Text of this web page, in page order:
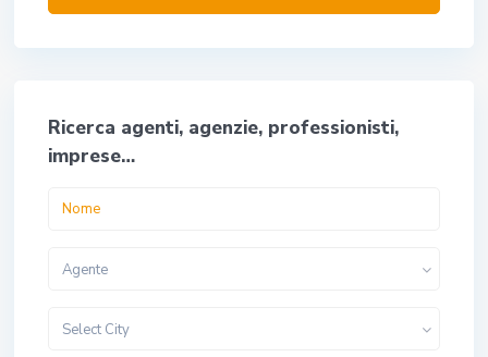
Ricerca agenti, agenzie, professionisti,
imprese…
Agente
Select City